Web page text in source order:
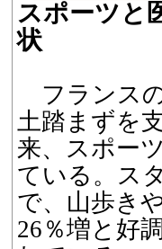
スポーツと
状
フランス
土踏まずを
来、スポー
ている。ス
で、山歩き
26％増と好